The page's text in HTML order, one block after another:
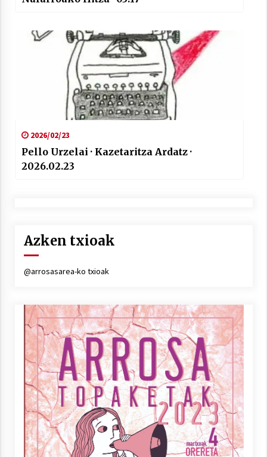
2026/02/23
Pello Urzelai · Kazetaritza Ardatz ·
2026.02.23
Azken txioak
@arrosasarea-ko txioak